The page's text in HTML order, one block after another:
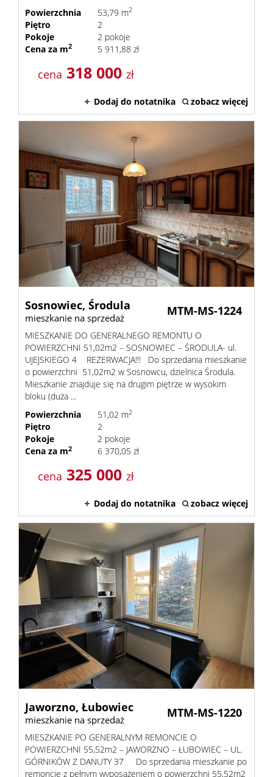
Powierzchnia
53,79 m2
Piętro
2
Pokoje
2 pokoje
Cena za m2 5 911,88 zł
cena 318 000 zł
Dodaj do notatnika zobacz więcej
Sosnowiec, Środula
mieszkanie na sprzedaż MTM-MS-1224
MIESZKANIE DO GENERALNEGO REMONTU O
POWIERZCHNI 51,02m2 – SOSNOWIEC – ŚRODULA- ul.
UJEJSKIEGO 4 REZERWACJA!!! Do sprzedania mieszkanie
o powierzchni 51,02m2 w Sosnowcu, dzielnica Środula.
Mieszkanie znajduje się na drugim piętrze w wysokim
bloku (duża ...
Powierzchnia
51,02 m2
Piętro
2
Pokoje
2 pokoje
Cena za m2 6 370,05 zł
cena 325 000 zł
Dodaj do notatnika zobacz więcej
Jaworzno, Łubowiec
mieszkanie na sprzedaż MTM-MS-1220
MIESZKANIE PO GENERALNYM REMONCIE O
POWIERZCHNI 55,52m2 – JAWORZNO – ŁUBOWIEC – UL.
GÓRNIKÓW Z DANUTY 37 Do sprzedania mieszkanie po
remoncie z pełnym wyposażeniem o powierzchni 55,52m2